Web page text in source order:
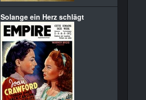
Solange ein Herz schlägt